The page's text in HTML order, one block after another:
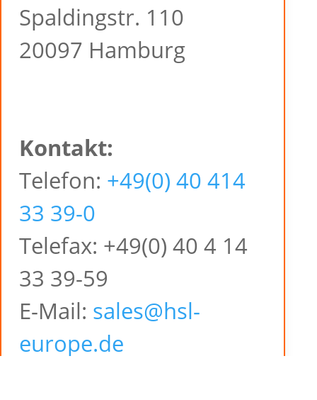
Spaldingstr. 110
20097 Hamburg
Kontakt:
Telefon: +49(0) 40 414
33 39-0
Telefax: +49(0) 40 4 14
33 39-59
E-Mail: sales@hsl-
europe.de